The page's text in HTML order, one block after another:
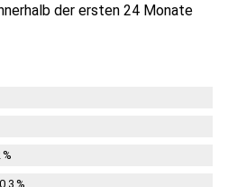
der ersten 24 Monate
%
0.3 %